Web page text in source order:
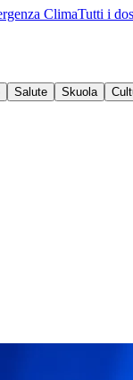
ClimaTutti i
Salute Skuola